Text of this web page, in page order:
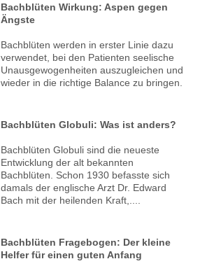
Bachblüten Wirkung: Aspen gegen
Ängste
Bachblüten werden in erster Linie dazu
verwendet, bei den Patienten seelische
Unausgewogenheiten auszugleichen und
wieder in die richtige Balance zu bringen.
Bachblüten Globuli: Was ist anders?
Bachblüten Globuli sind die neueste
Entwicklung der alt bekannten
Bachblüten. Schon 1930 befasste sich
damals der englische Arzt Dr. Edward
Bach mit der heilenden Kraft,....
Bachblüten Fragebogen: Der kleine
Helfer für einen guten Anfang